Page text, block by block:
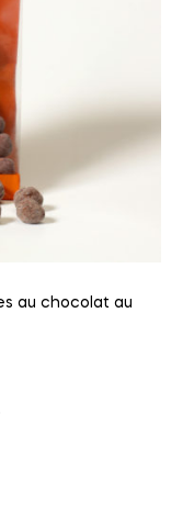
au chocolat au